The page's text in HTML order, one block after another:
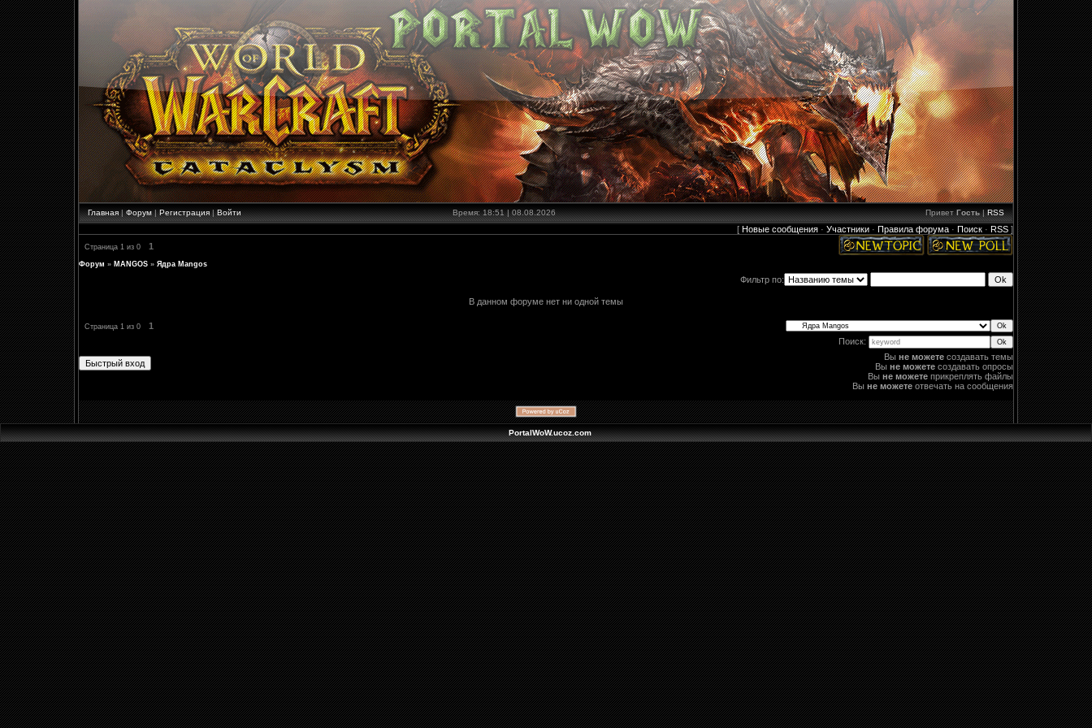
Главная|Форум|Регистрация|Войти Время: 18:51 | 08.08.2026 ПриветГость|RSS
[ Новые сообщения · Участники · Правила форума · Поиск · RSS ]
Страница 1 из 0 1
Форум » MANGOS » Ядра Mangos
Фильтр по:
В данном форуме нет ни одной темы
Страница 1 из 0
1
Поиск:
Вы не можете создавать темы
Вы не можете создавать опросы
Вы не можете прикреплять файлы
Вы не можете отвечать на сообщения
PortalWoW.ucoz.com